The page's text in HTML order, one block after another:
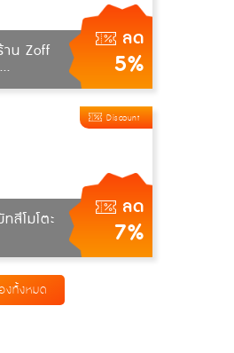
ลด
5%
น Zoff
ลด
7%
Discount
สึโมโตะ
งทั้งหมด